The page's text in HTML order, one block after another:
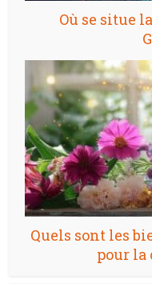
Où se situe
Quels sont les
pour la